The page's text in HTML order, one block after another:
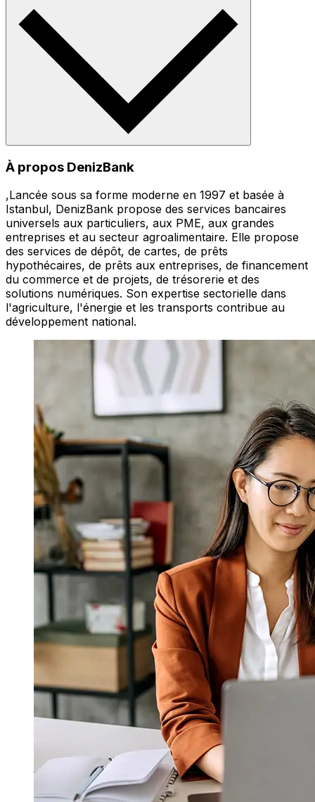
À propos DenizBank
,Lancée sous sa forme moderne en 1997 et basée à
Istanbul, DenizBank propose des services bancaires
universels aux particuliers, aux PME, aux grandes
entreprises et au secteur agroalimentaire. Elle propose
des services de dépôt, de cartes, de prêts
hypothécaires, de prêts aux entreprises, de financement
du commerce et de projets, de trésorerie et des
solutions numériques. Son expertise sectorielle dans
l'agriculture, l'énergie et les transports contribue au
développement national.